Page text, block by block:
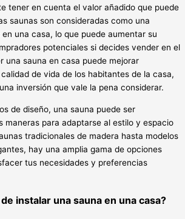
tener en cuenta el valor añadido que puede
saunas son consideradas como una
una casa, lo que puede aumentar su
potenciales si decides vender en el
una sauna en casa puede mejorar
de vida de los habitantes de la casa,
inversión que vale la pena considerar.
de diseño, una sauna puede ser
maneras para adaptarse al estilo y espacio
tradicionales de madera hasta modelos
hay una amplia gama de opciones
tus necesidades y preferencias
instalar una sauna en una casa?